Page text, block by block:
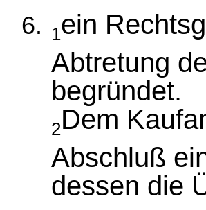
1ein
Abtretung
begründet.
2Dem
Abschluß
dessen die